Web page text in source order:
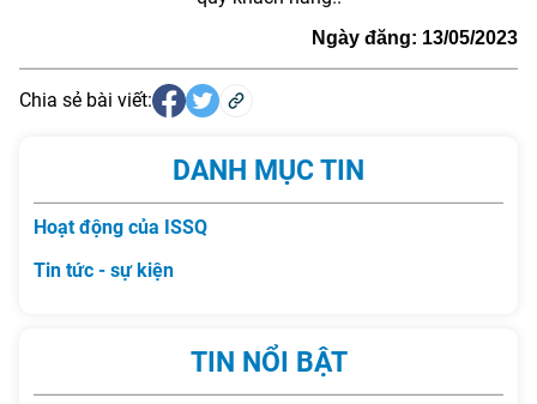
Ngày đăng: 13/05/2023
Chia sẻ bài viết:
DANH MỤC TIN
Hoạt động của ISSQ
Tin tức - sự kiện
TIN NỔI BẬT